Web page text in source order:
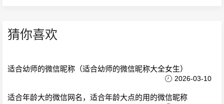
猜你喜欢
适合幼师的微信昵称（适合幼师的微信昵称大全女生）
2026-03-10
适合年龄大的微信网名，适合年龄大点的用的微信昵称